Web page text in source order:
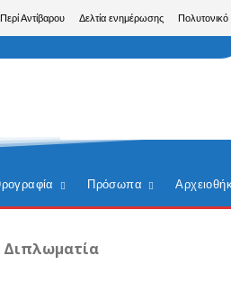
Περί Αντίβαρου Δελτία ενημέρωσης Πολυτονικό
Πρόσωπα
Διπλωματία